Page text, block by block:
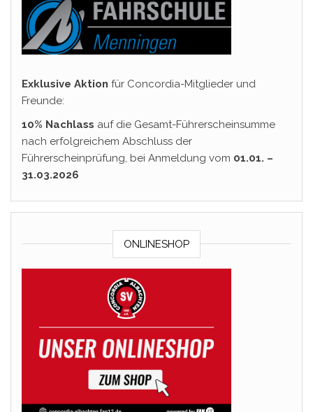
Exklusive Aktion für Concordia-Mitglieder und
Freunde:
10% Nachlass auf die Gesamt-Führerscheinsumme
nach erfolgreichem Abschluss der
Führerscheinprüfung, bei Anmeldung vom 01.01. –
31.03.2026
ONLINESHOP